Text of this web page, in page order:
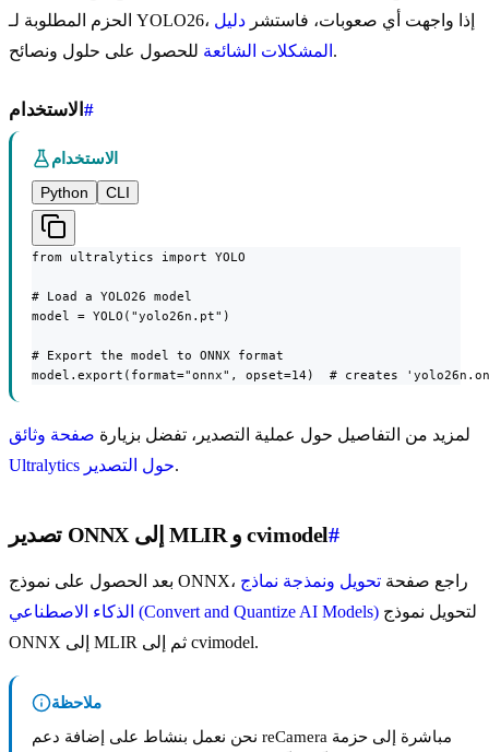
الحزم المطلوبة لـ YOLO26، إذا واجهت أي صعوبات، فاستشر دليل
المشكلات الشائعة للحصول على حلول ونصائح.
الاستخدام #
الاستخدام
Python
CLI
from ultralytics import YOLO
# Load a YOLO26 model
model = YOLO("yolo26n.pt")
# Export the model to ONNX format
model.export(format="onnx", opset=14)  # creates
لمزيد من التفاصيل حول عملية التصدير، تفضل بزيارة صفحة وثائق
Ultralytics حول التصدير.
تصدير ONNX إلى MLIR و cvimodel#
بعد الحصول على نموذج ONNX، راجع صفحة تحويل ونمذجة نماذج
الذكاء الاصطناعي (Convert and Quantize AI Models)
ONNX إلى MLIR ثم إلى cvimodel.
ملاحظة
نحن نعمل بنشاط على إضافة دعم reCamera مباشرة إلى حزمة